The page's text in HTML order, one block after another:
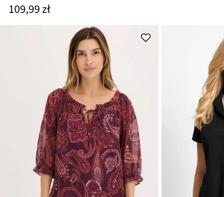
109,99 zł